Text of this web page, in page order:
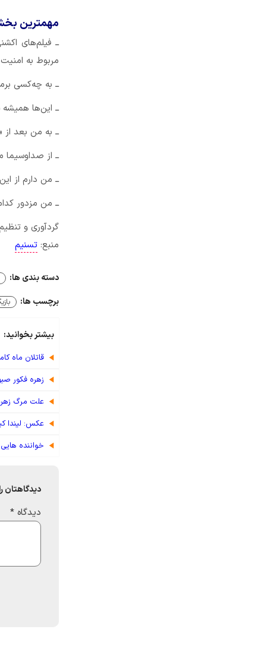
مهمترین
ــ فیلم‌های
مربوط به
ــ به چه‌کسی
ــ این‌ها
ــ به من بعد
ــ از صداوسیما
ــ من دارم از
ــ من مزدور
گردآوری و
منبع: تسنیم
دسته بندی ها:
برچسب ها:
بیشتر بخوانید:
قاتلان ماه
زهره فکور
علت مرگ
عکس: لیندا
خواننده
دیدگاهتان
دیدگاه *